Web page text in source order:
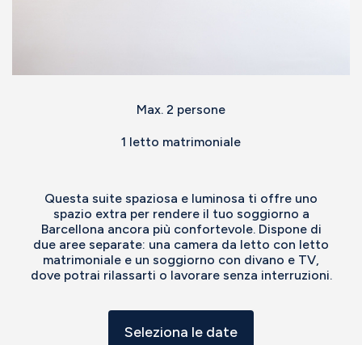
Max. 2 persone
1 letto matrimoniale
Questa suite spaziosa e luminosa ti offre uno
spazio extra per rendere il tuo soggiorno a
Barcellona ancora più confortevole. Dispone di
due aree separate: una camera da letto con letto
matrimoniale e un soggiorno con divano e TV,
dove potrai rilassarti o lavorare senza interruzioni.
Seleziona le date